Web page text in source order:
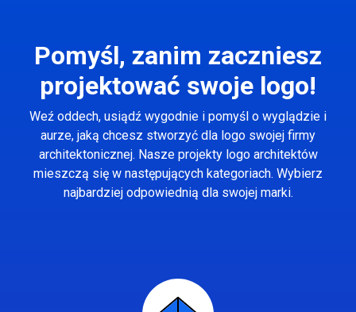
Pomyśl, zanim zaczniesz
projektować swoje logo!
Weź oddech, usiądź wygodnie i pomyśl o wyglądzie i
aurze, jaką chcesz stworzyć dla logo swojej firmy
architektonicznej. Nasze projekty logo architektów
mieszczą się w następujących kategoriach. Wybierz
najbardziej odpowiednią dla swojej marki.